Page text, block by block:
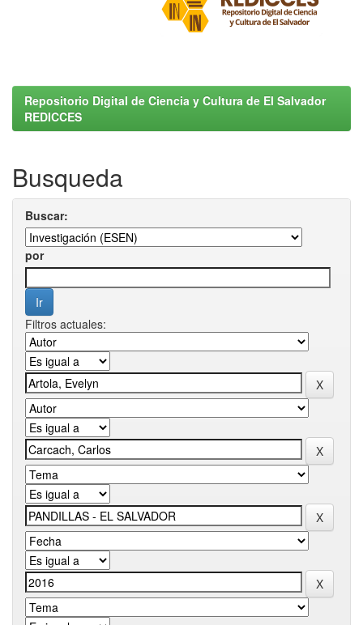
Repositorio Digital de Ciencia y Cultura de El Salvador
REDICCES
Busqueda
Buscar:
por
Filtros actuales: